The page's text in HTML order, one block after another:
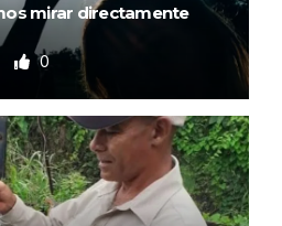
mirar directamente
0